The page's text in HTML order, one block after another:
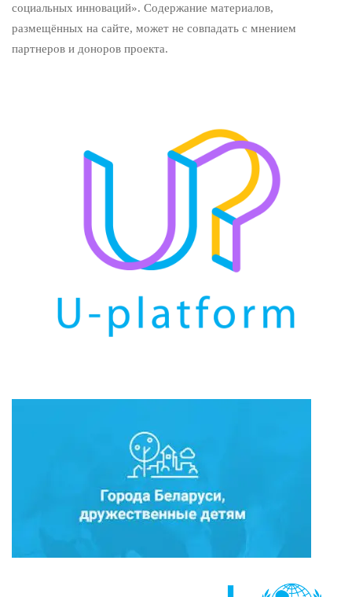
социальных инноваций». Содержание материалов,
размещённых на сайте, может не совпадать с мнением
партнеров и доноров проекта.